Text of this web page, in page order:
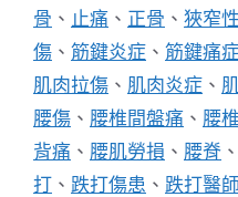
骨 、 止痛 、 正骨 、 狹窄
傷 、 筋鍵炎症 、 筋鍵痛
肌肉拉傷 、 肌肉炎症 、
腰傷 、 腰椎間盤痛 、 腰
背痛 、 腰肌勞損 、 腰脊 、
打 、 跌打傷患 、 跌打醫師